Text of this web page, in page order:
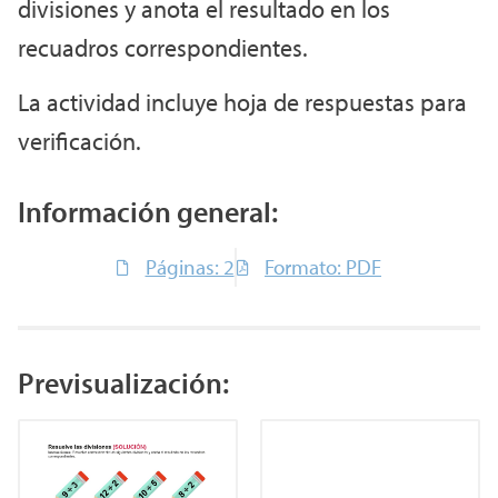
divisiones y anota el resultado en los
recuadros correspondientes.
La actividad incluye hoja de respuestas para
verificación.
Información general:
Páginas: 2 Formato: PDF
Previsualización: